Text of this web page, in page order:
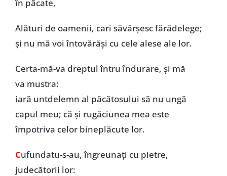
în păcate,
Alături de oamenii, cari săvârșesc fărădelege;
și nu mă voi întovărăși cu cele alese ale lor.
Certa-mă-va dreptul întru îndurare, și mă
va mustra:
iară untdelemn al păcătosului să nu ungă
capul meu; că și rugăciunea mea este
împotriva celor bineplăcute lor.
Cufundatu-s-au, îngreunați cu pietre,
judecătorii lor: